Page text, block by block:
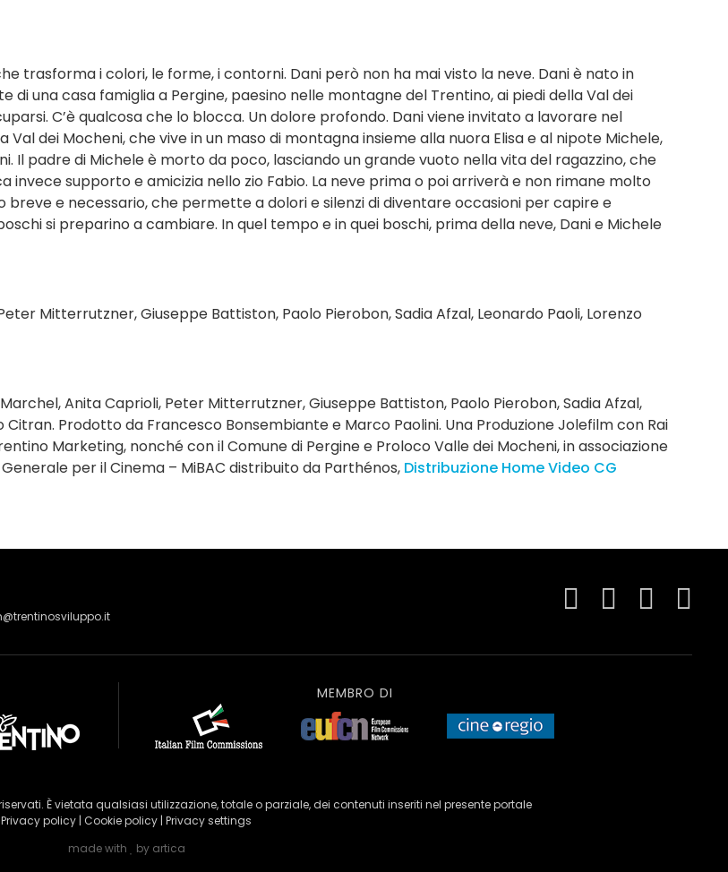
trasforma i colori, le forme, i contorni. Dani però non ha mai visto la neve. Dani è nato in
di una casa famiglia a Pergine, paesino nelle montagne del Trentino, ai piedi della Val dei
C’è qualcosa che lo blocca. Un dolore profondo. Dani viene invitato a lavorare nel
dei Mocheni, che vive in un maso di montagna insieme alla nuora Elisa e al nipote Michele,
Il padre di Michele è morto da poco, lasciando un grande vuoto nella vita del ragazzino, che
supporto e amicizia nello zio Fabio. La neve prima o poi arriverà e non rimane molto
e necessario, che permette a dolori e silenzi di diventare occasioni per capire e
si preparino a cambiare. In quel tempo e in quei boschi, prima della neve, Dani e Michele
Mitterrutzner, Giuseppe Battiston, Paolo Pierobon, Sadia Afzal, Leonardo Paoli, Lorenzo
Anita Caprioli, Peter Mitterrutzner, Giuseppe Battiston, Paolo Pierobon, Sadia Afzal,
Prodotto da Francesco Bonsembiante e Marco Paolini. Una Produzione Jolefilm con Rai
Marketing, nonché con il Comune di Pergine e Proloco Valle dei Mocheni, in associazione
per il Cinema – MiBAC distribuito da Parthénos, Distribuzione Home Video CG
MEMBRO DI
È vietata qualsiasi utilizzazione, totale o parziale, dei contenuti inseriti nel presente portale
Privacy policy | Cookie policy | Privacy settings
made with
by artica